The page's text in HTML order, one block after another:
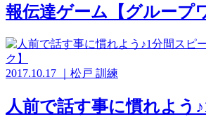
報伝達ゲーム【グループ
2017.10.17 松戸 訓練
人前で話す事に慣れよう